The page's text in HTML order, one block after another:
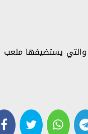
والتي يستضيفها ملعب